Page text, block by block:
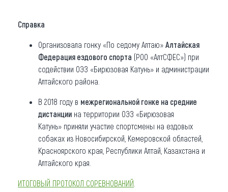
Справка
Организовала гонку «По седому Алтаю» Алтайская
Федерация ездового спорта (РОО «АлтСФЕС») при
содействии ОЭЗ «Бирюзовая Катунь» и администрации
Алтайского района.
В 2018 году в межрегиональной гонке на средние
дистанции на территории ОЭЗ «Бирюзовая
Катунь» приняли участие спортсмены на ездовых
собаках из Новосибирской, Кемеровской областей,
Красноярского края, Республики Алтай, Казахстана и
Алтайского края.
ИТОГОВЫЙ ПРОТОКОЛ СОРЕВНОВАНИЙ